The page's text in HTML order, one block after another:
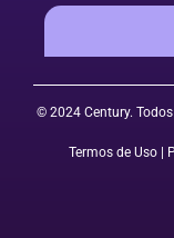
© 2024 Century.
Termos de Uso |